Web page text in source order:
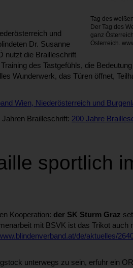
Tag des
Der Tag des
ganz
Österreich.
und
Dr. Susanne
nutzt die Brailleschrift
des Tastgefühls, die
Wunderwerk, das Türen öffnet,
Wien, Niederösterreich und
Jahren Brailleschrift: 200 Jahre
sportlich
Kooperation: der SK Sturm Graz
mit BSVK ist das Trikot auch
de/aktuelles/
unterwegs zu sein, erfuhr ein